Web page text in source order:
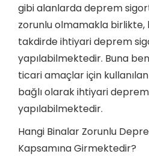
gibi alanlarda deprem
zorunlu olmamakla birlikte,
takdirde ihtiyari deprem
yapılabilmektedir. Buna
ticari amaçlar için
bağlı olarak ihtiyari
yapılabilmektedir.
Hangi Binalar Zorunlu
Kapsamına Girmektedir?